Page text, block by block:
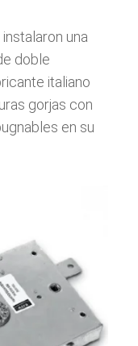
una
doble
italiano
gorjas con
en su